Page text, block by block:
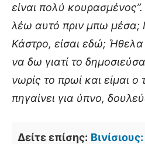
είναι πολύ κουρασμένος”.
λέω αυτό πριν μπω μέσα;
Κάστρο, είσαι εδώ;
να δω γιατί το
νωρίς το πρωί και είμαι ο
πηγαίνει για ύπνο,
Δείτε επίσης: